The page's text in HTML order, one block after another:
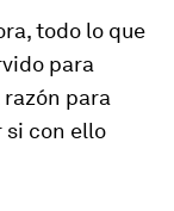
todo lo que
para
razón para
si con ello